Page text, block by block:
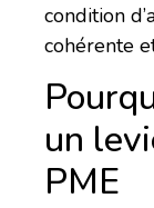
condition
cohérente
un
PME